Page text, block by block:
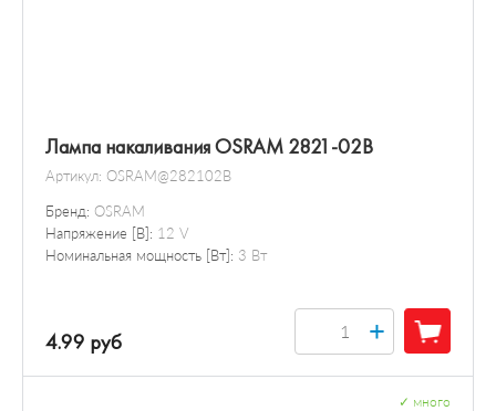
Лампа накаливания OSRAM 2821-02B
Артикул: OSRAM@282102B
Бренд: OSRAM
Напряжение [В]: 12 V
Номинальная мощность [Вт]: 3 Вт
4.99 руб +
много